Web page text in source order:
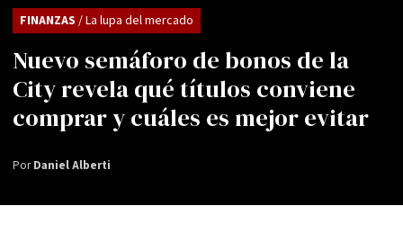
Nuevo semáforo de bonos de la
City revela qué títulos conviene
comprar y cuáles es mejor evitar
FINANZAS / La lupa del mercado
PorDaniel Alberti